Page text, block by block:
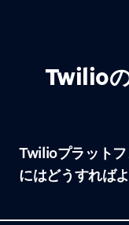
Twilio
Twilioプラット
にはどうすれば